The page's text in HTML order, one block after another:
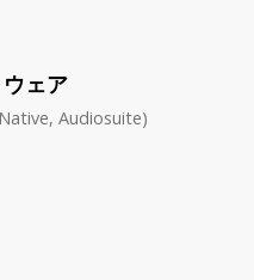
ェア
Audiosuite)